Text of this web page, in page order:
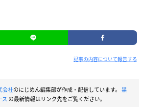
記事の内容について報告する
会社のにじめん編集部が作成・配信しています。 黒
ス の最新情報はリンク先をご覧ください。